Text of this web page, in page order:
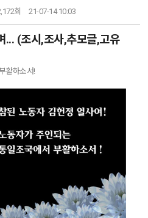
회 21-07-14 10:03
... (조시,조사,추모글,고유
활하소서!